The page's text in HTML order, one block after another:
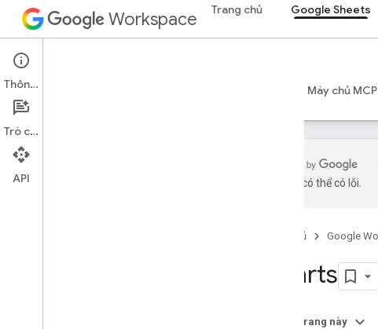
Workspace Trang chủ Google Sheets
Google Sheets
Tổng quan Máy chủ MCP
bằng AI có thể có lỗi.
Trang chủ Google
Charts
Trên trang này
Thông tin
Trò chuyện
API